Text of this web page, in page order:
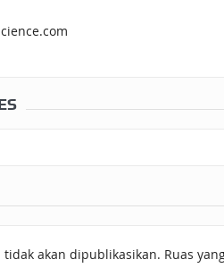
akan dipublikasikan. Ruas